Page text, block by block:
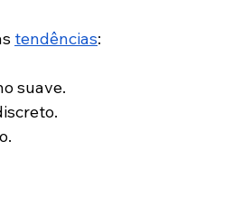
tendências:
suave.